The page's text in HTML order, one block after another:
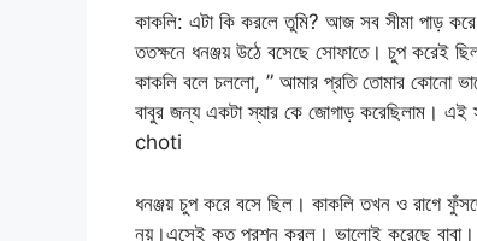
কাকলি: এটা কি করলে তুমি? আজ সব সীমা পাড়
ততক্ষনে ধনঞ্জয় উঠে বসেছে সোফাতে। চুপ করেই
কাকলি বলে চললো, ” আমার প্রতি তোমার কোনো
বাবুর জন্য একটা স্যার কে জোগাড় করেছিলাম।
choti
ধনঞ্জয় চুপ করে বসে ছিল। কাকলি তখন ও রাগে
নয়।এসেই কত প্রশ্ন করল। ভালোই করেছে বাবা।